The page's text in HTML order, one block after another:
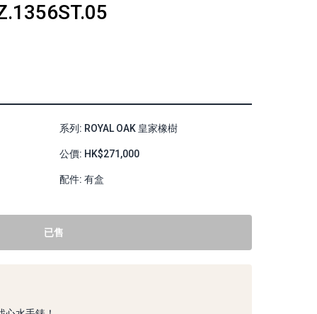
系列: ROYAL OAK 皇家橡樹
公價: HK$271,000
配件: 有盒
已售